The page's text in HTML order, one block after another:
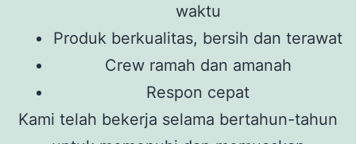
waktu
Produk berkualitas, bersih dan terawat
Crew ramah dan amanah
Respon cepat
Kami telah bekerja selama bertahun-tahun